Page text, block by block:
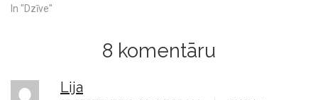
stāstus. Iespējams, vēl
Mums gan tikko iepazīti
jūs esat kopā? Kāds no
mums parasti pasteidzas…
In "Dzīve"
8 komentāru
Lija